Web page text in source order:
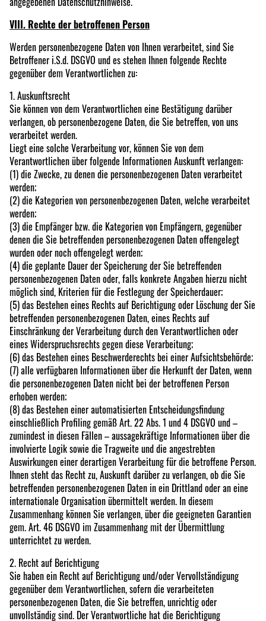
VIII. Rechte der betroffenen Person
Werden personenbezogene Daten von Ihnen verarbeitet, sind Sie
Betroffener i.S.d. DSGVO und es stehen Ihnen folgende Rechte
gegenüber dem Verantwortlichen zu:
1. Auskunftsrecht
Sie können von dem Verantwortlichen eine Bestätigung darüber
verlangen, ob personenbezogene Daten, die Sie betreffen, von uns
verarbeitet werden.
Liegt eine solche Verarbeitung vor, können Sie von dem
Verantwortlichen über folgende Informationen Auskunft verlangen:
(1) die Zwecke, zu denen die personenbezogenen Daten verarbeitet
werden;
(2) die Kategorien von personenbezogenen Daten, welche verarbeitet
werden;
(3) die Empfänger bzw. die Kategorien von Empfängern, gegenüber
denen die Sie betreffenden personenbezogenen Daten offengelegt
wurden oder noch offengelegt werden;
(4) die geplante Dauer der Speicherung der Sie betreffenden
personenbezogenen Daten oder, falls konkrete Angaben hierzu nicht
möglich sind, Kriterien für die Festlegung der Speicherdauer;
(5) das Bestehen eines Rechts auf Berichtigung oder Löschung der Sie
betreffenden personenbezogenen Daten, eines Rechts auf
Einschränkung der Verarbeitung durch den Verantwortlichen oder
eines Widerspruchsrechts gegen diese Verarbeitung;
(6) das Bestehen eines Beschwerderechts bei einer Aufsichtsbehörde;
(7) alle verfügbaren Informationen über die Herkunft der Daten, wenn
die personenbezogenen Daten nicht bei der betroffenen Person
erhoben werden;
(8) das Bestehen einer automatisierten Entscheidungsfindung
einschließlich Profiling gemäß Art. 22 Abs. 1 und 4 DSGVO und –
zumindest in diesen Fällen – aussagekräftige Informationen über die
involvierte Logik sowie die Tragweite und die angestrebten
Auswirkungen einer derartigen Verarbeitung für die betroffene Person.
Ihnen steht das Recht zu, Auskunft darüber zu verlangen, ob die Sie
betreffenden personenbezogenen Daten in ein Drittland oder an eine
internationale Organisation übermittelt werden. In diesem
Zusammenhang können Sie verlangen, über die geeigneten Garantien
gem. Art. 46 DSGVO im Zusammenhang mit der Übermittlung
unterrichtet zu werden.
2. Recht auf Berichtigung
Sie haben ein Recht auf Berichtigung und/oder Vervollständigung
gegenüber dem Verantwortlichen, sofern die verarbeiteten
personenbezogenen Daten, die Sie betreffen, unrichtig oder
unvollständig sind. Der Verantwortliche hat die Berichtigung